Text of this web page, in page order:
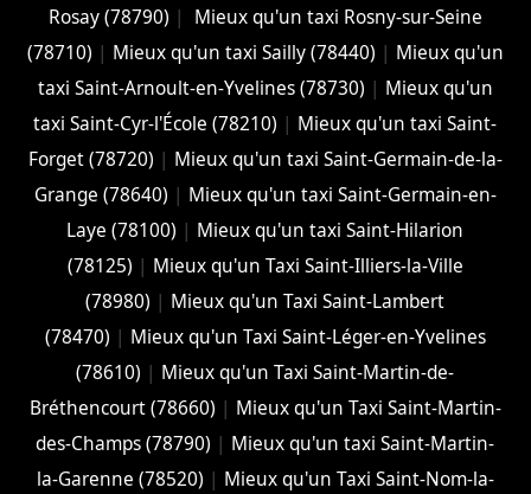
Rosay (78790) |
Mieux qu'un taxi Rosny-sur-Seine
(78710) | Mieux qu'un taxi Sailly (78440) | Mieux qu'un
taxi Saint-Arnoult-en-Yvelines (78730) | Mieux qu'un
taxi Saint-Cyr-l'École (78210) | Mieux qu'un taxi Saint-
Forget (78720) | Mieux qu'un taxi Saint-Germain-de-la-
Grange (78640) | Mieux qu'un taxi Saint-Germain-en-
Laye (78100) | Mieux qu'un taxi Saint-Hilarion
(78125) | Mieux qu'un Taxi Saint-Illiers-la-Ville
(78980) | Mieux qu'un Taxi Saint-Lambert
(78470) | Mieux qu'un Taxi Saint-Léger-en-Yvelines
(78610) | Mieux qu'un Taxi Saint-Martin-de-
Bréthencourt (78660) | Mieux qu'un Taxi Saint-Martin-
des-Champs (78790) | Mieux qu'un taxi Saint-Martin-
la-Garenne (78520) | Mieux qu'un Taxi Saint-Nom-la-